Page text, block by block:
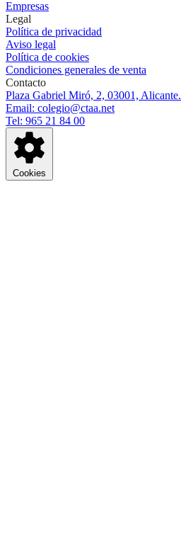
Empresas
Legal
Política de privacidad
Aviso legal
Política de cookies
Condiciones generales de venta
Contacto
Plaza Gabriel Miró, 2, 03001, Alicante.
Email: colegio@ctaa.net
Tel: 965 21 84 00
Cookies